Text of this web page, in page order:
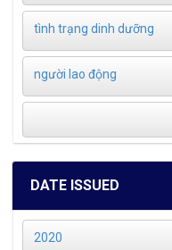
tình trạng dinh dưỡng
người lao động
DATE ISSUED
2020